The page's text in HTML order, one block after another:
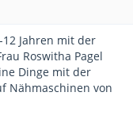
Jahren mit der
Roswitha Pagel
Dinge mit der
Nähmaschinen von